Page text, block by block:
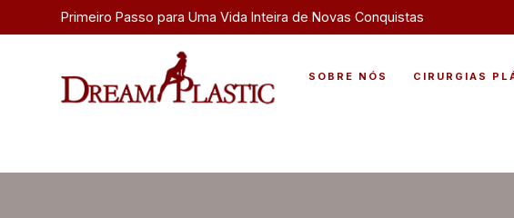
Primeiro Passo para Uma Vida Inteira de Novas Conquistas
SOBRE NÓS CIRURGIAS